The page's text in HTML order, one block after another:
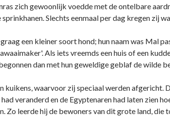
zich gewoonlijk voedde met de ontelbare
Slechts eenmaal per dag kregen zij
een kleiner soort hond; hun naam was Mal
Als iets vreemds een huis of een
dan met hun geweldige geblaf de wilde
kuikens, waarvoor zij speciaal werden afgericht.
veranderd en de Egyptenaren had laten zien
leerde hij de bewoners van dit grote land, die